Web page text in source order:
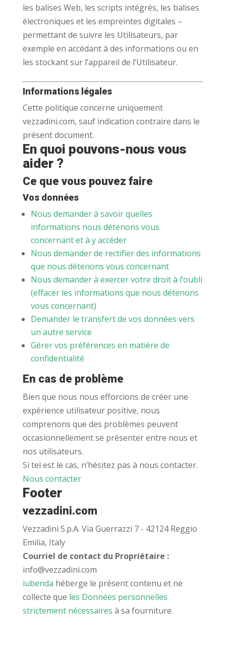
les balises Web, les scripts intégrés, les balises
électroniques et les empreintes digitales –
permettant de suivre les Utilisateurs, par
exemple en accédant à des informations ou en
les stockant sur l’appareil de l’Utilisateur.
Informations légales
Cette politique concerne uniquement
vezzadini.com, sauf indication contraire dans le
présent document.
En quoi pouvons-nous vous
aider ?
Ce que vous pouvez faire
Vos données
Nous demander à savoir quelles
informations nous détenons vous
concernant et à y accéder
Nous demander de rectifier des informations
que nous détenons vous concernant
Nous demander à exercer votre droit à l’oubli
(effacer les informations que nous détenons
vous concernant)
Demander le transfert de vos données vers
un autre service
Gérer vos préférences en matière de
confidentialité
En cas de problème
Bien que nous nous efforcions de créer une
expérience utilisateur positive, nous
comprenons que des problèmes peuvent
occasionnellement se présenter entre nous et
nos utilisateurs.
Si tel est le cas, n’hésitez pas à nous contacter.
Nous contacter
Footer
vezzadini.com
Vezzadini S.p.A. Via Guerrazzi 7 - 42124 Reggio
Emilia, Italy
Courriel de contact du Propriétaire :
info@vezzadini.com
iubenda héberge le présent contenu et ne
collecte que les Données personnelles
strictement nécessaires à sa fourniture.